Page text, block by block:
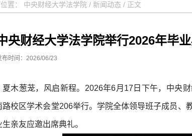
置： 中央财经大学法学院 / 新闻动态 / 正文
央财经大学法学院举行2026年毕
布时间：2026/06/23
夏木葱茏，风启新程。2026年6月17日下午，中央
路校区学术会堂206举行。学院全体领导班子成员、
生亲友应邀出席典礼。